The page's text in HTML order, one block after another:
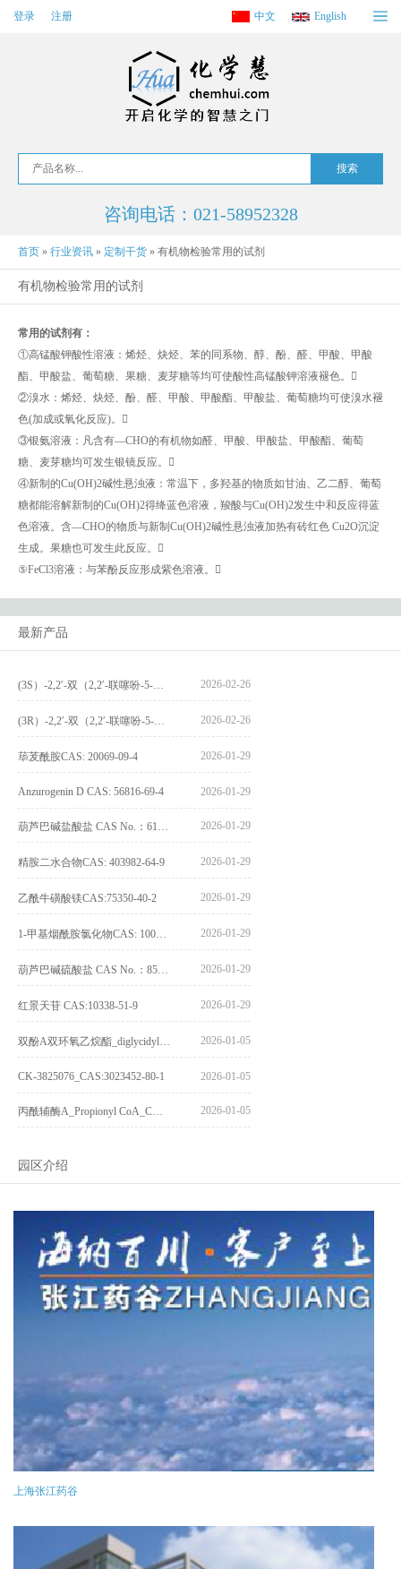
登录 注册 中文 English
咨询电话：021-58952328
首页 » 行业资讯 » 定制干货 » 有机物检验常用的试剂
有机物检验常用的试剂
常用的试剂有：
①高锰酸钾酸性溶液：烯烃、炔烃、苯的同系物、醇、酚、醛、甲酸、甲酸
酯、甲酸盐、葡萄糖、果糖、麦芽糖等均可使酸性高锰酸钾溶液褪色。
②溴水：烯烃、炔烃、酚、醛、甲酸、甲酸酯、甲酸盐、葡萄糖均可使溴水褪
色(加成或氧化反应)。
③银氨溶液：凡含有—CHO的有机物如醛、甲酸、甲酸盐、甲酸酯、葡萄
糖、麦芽糖均可发生银镜反应。
④新制的Cu(OH)2碱性悬浊液：常温下，多羟基的物质如甘油、乙二醇、葡萄
糖都能溶解新制的Cu(OH)2得绛蓝色溶液，羧酸与Cu(OH)2发生中和反应得蓝
色溶液。含—CHO的物质与新制Cu(OH)2碱性悬浊液加热有砖红色 Cu2O沉淀
生成。果糖也可发生此反应。
⑤FeCl3溶液：与苯酚反应形成紫色溶液。
最新产品
2026-02-26
2026-02-26
荜茇酰胺CAS: 20069-09-4 2026-01-29
Anzurogenin D CAS: 56816-69-4 2026-01-29
2026-01-29
精胺二水合物CAS: 403982-64-9 2026-01-29
乙酰牛磺酸镁CAS:75350-40-2 2026-01-29
2026-01-29
2026-01-29
红景天苷 CAS:10338-51-9 2026-01-29
2026-01-05
CK-3825076_CAS:3023452-80-1 2026-01-05
2026-01-05
园区介绍
上海张江药谷